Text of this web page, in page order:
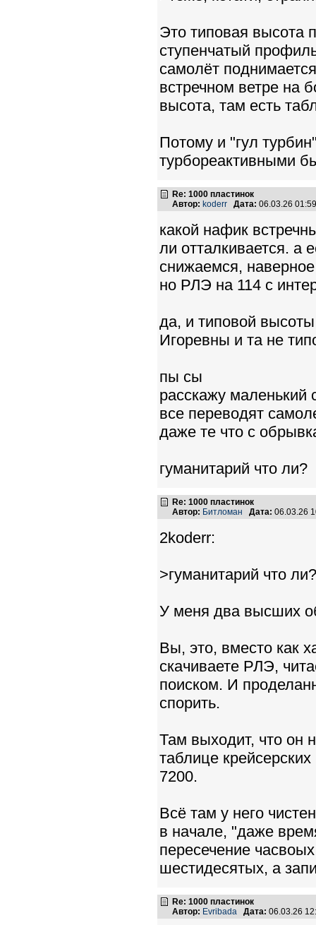
Это типовая высота
ступенчатый
самолёт
встречном ветре на
высота, там есть
Потому и "гул
турбореактивными
Re: 1000 пластинок
Автор: koderr Дата: 06.03.26
какой нафик
ли отталкивается. а
снижаемся,
но РЛЭ на 114 с
да, и типовой
Игоревны и та не
пы сы
расскажу маленький
все переводят
даже те что с
гуманитарий что ли?
Re: 1000 пластинок
Автор: Битломан Дата: 06.03.26
2koderr:
>гуманитарий что ли?
У меня два высших
Вы, это, вместо как
скачиваете РЛЭ,
поиском. И
спорить.
Там выходит, что он
таблице
7200.
Всё там у него
в начале, "даже
пересечение
шестидесятых, а
Re: 1000 пластинок
Автор: Evribada Дата: 06.03.26